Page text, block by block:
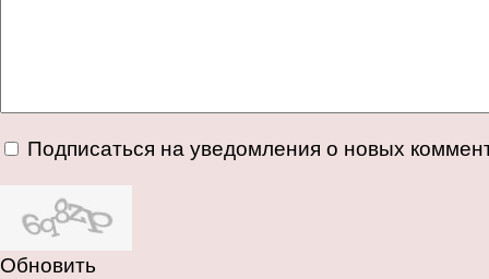
Подписаться на уведомления о новых
Обновить